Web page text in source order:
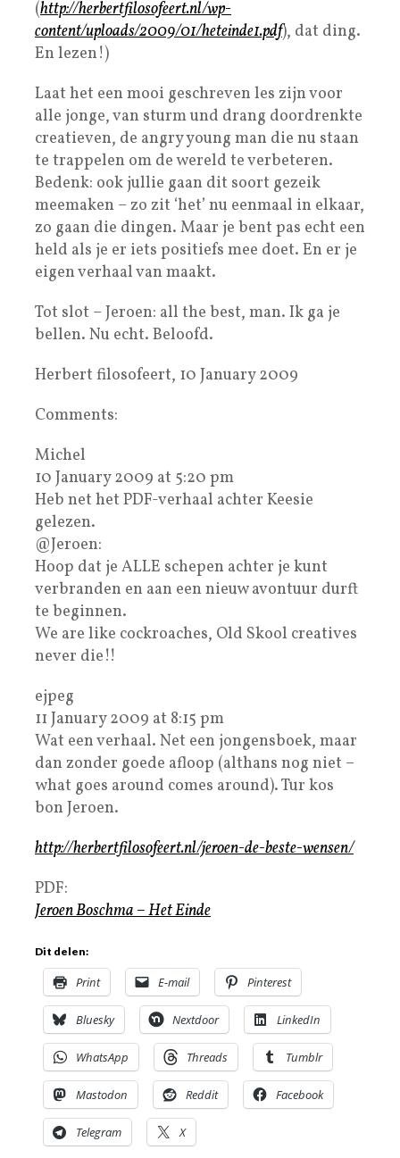
(http://herbertfilosofeert.nl/wp-
content/uploads/2009/01/heteinde1.pdf), dat ding.
En lezen!)
Laat het een mooi geschreven les zijn voor
alle jonge, van sturm und drang doordrenkte
creatieven, de angry young man die nu staan
te trappelen om de wereld te verbeteren.
Bedenk: ook jullie gaan dit soort gezeik
meemaken – zo zit ‘het’ nu eenmaal in elkaar,
zo gaan die dingen. Maar je bent pas echt een
held als je er iets positiefs mee doet. En er je
eigen verhaal van maakt.
Tot slot – Jeroen: all the best, man. Ik ga je
bellen. Nu echt. Beloofd.
Herbert filosofeert, 10 January 2009
Comments:
Michel
10 January 2009 at 5:20 pm
Heb net het PDF-verhaal achter Keesie
gelezen.
@Jeroen:
Hoop dat je ALLE schepen achter je kunt
verbranden en aan een nieuw avontuur durft
te beginnen.
We are like cockroaches, Old Skool creatives
never die!!
ejpeg
11 January 2009 at 8:15 pm
Wat een verhaal. Net een jongensboek, maar
dan zonder goede afloop (althans nog niet –
what goes around comes around). Tur kos
bon Jeroen.
http://herbertfilosofeert.nl/jeroen-de-beste-wensen/
PDF:
Jeroen Boschma – Het Einde
Dit delen:
Print E-mail Pinterest
Bluesky Nextdoor LinkedIn
WhatsApp Threads Tumblr
Mastodon Reddit Facebook
Telegram X